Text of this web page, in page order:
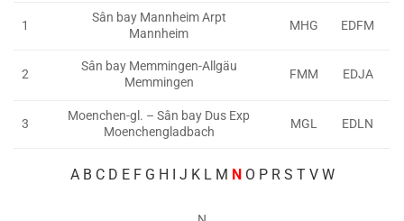
1
Sân bay Mannheim Arpt
Mannheim
MHG EDFM
2
Sân bay Memmingen-Allgäu
Memmingen
FMM EDJA
3
Moenchen-gl. – Sân bay Dus Exp
Moenchengladbach
MGL EDLN
A B C D E F G H I J K L M N O P R S T V W